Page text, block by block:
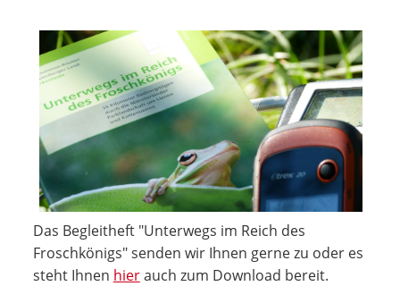
Das Begleitheft "Unterwegs im Reich des
Froschkönigs" senden wir Ihnen gerne zu oder es
steht Ihnen hierauch zum Download bereit.